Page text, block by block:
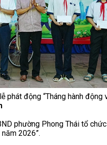
phát động “Tháng hành động
phường Phong Thái tổ
2026”.